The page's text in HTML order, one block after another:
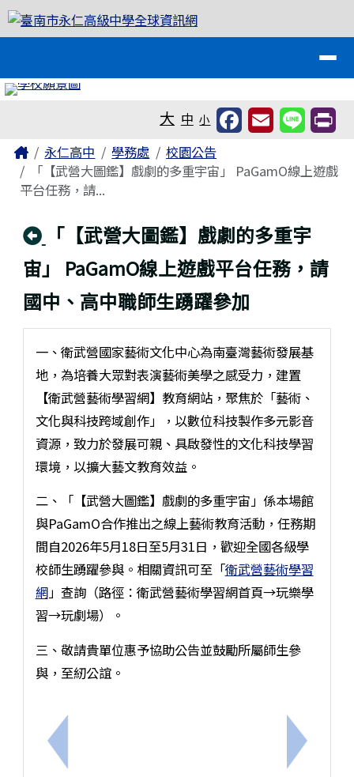
跳至主內容區
臺南市永仁高級中學全球資訊網
大 中 小
主內容區域
Home永仁高中 學務處
校園公告
「【武營大圖鑑】戲劇的多重宇宙」 PaGamO線上遊戲
平台任務，請...
回上頁
「【武營大圖鑑】戲劇的多重宇
宙」 PaGamO線上遊戲平台任務，請
國中、高中職師生踴躍參加
上一筆：轉知高雄市政府教育局辦理「環境教育人
一、衛武營國家藝術文化中心為南臺灣藝術發展基
地，為培養大眾對表演藝術美學之感受力，建置
【衛武營藝術學習網】教育網站，聚焦於「藝術、
文化與科技跨域創作」，以數位科技製作多元影音
資源，致力於發展可親、具啟發性的文化科技學習
環境，以擴大藝文教育效益。
二、「【武營大圖鑑】戲劇的多重宇宙」係本場館
與PaGamO合作推出之線上藝術教育活動，任務期
間自2026年5月18日至5月31日，歡迎全國各級學
校師生踴躍參與。相關資訊可至「衛武營藝術學習
網」查詢（路徑：衛武營藝術學習網首頁→玩樂學
習→玩劇場）。
三、敬請貴單位惠予協助公告並鼓勵所屬師生參
與，至紉公誼。
下一筆：
頁尾區域